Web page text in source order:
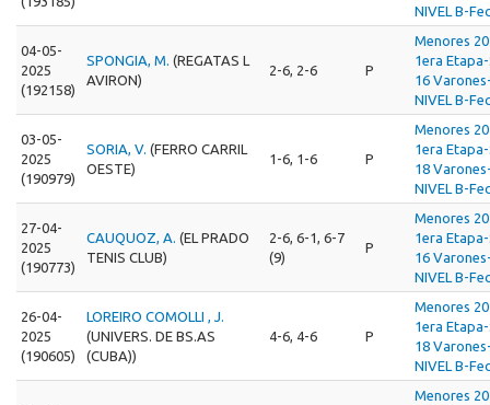
NIVEL B-
04-05-
2025
(192158)
SPONGIA, M. (REGATAS L
AVIRON)
2-6, 2-6 P
Menores
1era
16
NIVEL B-
03-05-
2025
(190979)
SORIA, V. (FERRO CARRIL
OESTE)
1-6, 1-6 P
Menores
1era
18
NIVEL B-
27-04-
2025
(190773)
CAUQUOZ, A. (EL PRADO
TENIS CLUB)
2-6, 6-1, 6-7
(9)
P
Menores
1era
16
NIVEL B-
26-04-
2025
(190605)
LOREIRO COMOLLI , J.
(UNIVERS. DE BS.AS
(CUBA))
4-6, 4-6 P
Menores
1era
18
NIVEL B-
Menores